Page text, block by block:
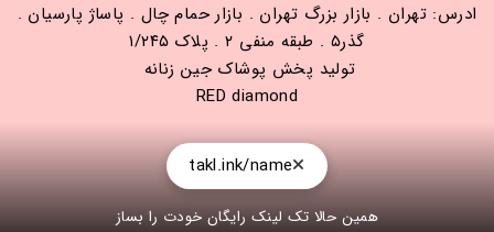
ادرس: تهران . بازار بزرگ تهران . بازار حمام چال . پاساژ پارسیان .
گذر۵ . طبقه منفی ۲ . پلاک ۱/۲۴۵
تولید پخش پوشاک جین زنانه
RED diamond
takl.ink/name
همین حالا تک لینک رایگان خودت را بساز